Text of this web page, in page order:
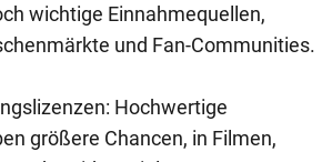
wichtige Einnahmequellen,
und Fan-Communities.
Hochwertige
größere Chancen, in Filmen,